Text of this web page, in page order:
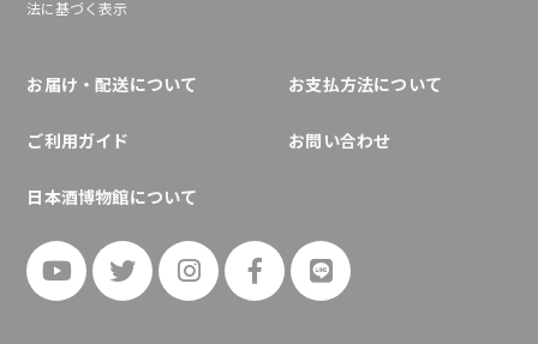
法に基づく表示
お届け・配送について お支払方法について
ご利用ガイド お問い合わせ
日本酒博物館について